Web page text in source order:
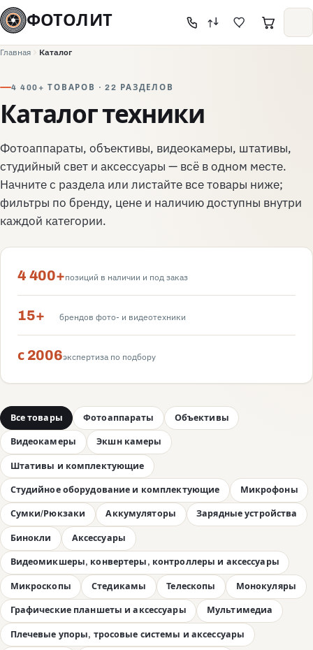
ФОТОЛИТ
Главная Каталог
4 400+ ТОВАРОВ · 22 РАЗДЕЛОВ
Каталог техники
Фотоаппараты, объективы, видеокамеры, штативы,
студийный свет и аксессуары — всё в одном месте.
Начните с раздела или листайте все товары ниже;
фильтры по бренду, цене и наличию доступны внутри
каждой категории.
4 400+позиций в наличии и под заказ
15+ брендов фото- и видеотехники
с 2006экспертиза по подбору
Все товары Фотоаппараты Объективы
Видеокамеры Экшн камеры
Штативы и комплектующие
Студийное оборудование и комплектующие Микрофоны
Сумки/Рюкзаки Аккумуляторы Зарядные устройства
Бинокли Аксессуары
Видеомикшеры, конвертеры, контроллеры и аксессуары
Микроскопы Стедикамы Телескопы Монокуляры
Графические планшеты и аксессуары Мультимедиа
Плечевые упоры, тросовые системы и аксессуары